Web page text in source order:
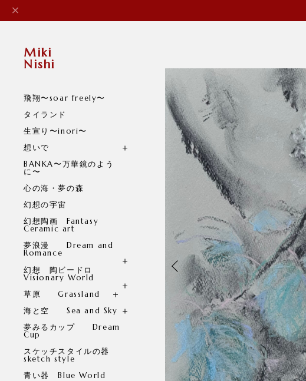
Miki
Nishi
飛翔〜soar freely〜
タイランド
生宣り〜inori〜
想いで
BANKA〜万華鏡のよう
に〜
心の海・夢の森
幻想の宇宙
幻想陶画 Fantasy
Ceramic art
夢浪漫 Dream and
Romance
幻想 陶ビードロ
Visionary World
草原 Grassland
海と空 Sea and Sky
夢みるカップ Dream
Cup
スケッチスタイルの器
sketch style
青い器 Blue World